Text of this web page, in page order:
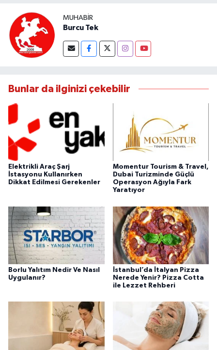
MUHABIR
Burcu Tek
Bunlar da ilginizi çekebilir
Elektrikli Araç Şarj
İstasyonu Kullanırken
Dikkat Edilmesi Gerekenler
Momentur Tourism & Travel,
Dubai Turizminde Güçlü
Operasyon Ağıyla Fark
Yaratıyor
Borlu Yalıtım Nedir Ve Nasıl
Uygulanır?
İstanbul’da İtalyan Pizza
Nerede Yenir? Pizza Cotta
ile Lezzet Rehberi